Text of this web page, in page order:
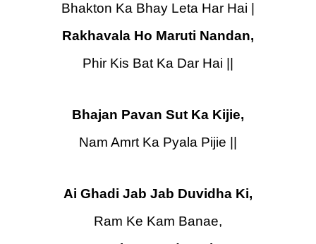
Bhakton Ka Bhay Leta Har Hai |
Rakhavala Ho Maruti Nandan,
Phir Kis Bat Ka Dar Hai ||
Bhajan Pavan Sut Ka Kijie,
Nam Amrt Ka Pyala Pijie ||
Ai Ghadi Jab Jab Duvidha Ki,
Ram Ke Kam Banae,